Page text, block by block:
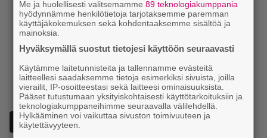
Lisää Episodi Googlen suosituksi lähteeksi
Me ja huolellisesti valitsemamme89 teknologiakumppania
hyödynnämme henkilötietoja tarjotaksemme paremman
käyttäjäkokemuksen sekä kohdentaaksemme sisältöä ja
mainoksia.
Hyväksymällä suostut tietojesi käyttöön seuraavasti
Käytämme laitetunnisteita ja tallennamme evästeitä
laitteellesi saadaksemme tietoja esimerkiksi sivuista, joilla
vierailit, IP-osoitteestasi sekä laitteesi ominaisuuksista.
Pääset tutustumaan yksityiskohtaisesti käyttötarkoituksiin ja
teknologiakumppaneihimme seuraavalla välilehdellä.
Hylkääminen voi vaikuttaa sivuston toimivuuteen ja
käytettävyyteen.